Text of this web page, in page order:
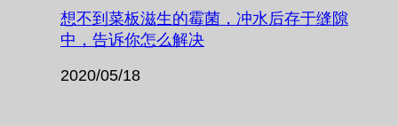
想不到菜板滋生的霉菌，冲水后存于缝隙
中，告诉你怎么解决
2020/05/18